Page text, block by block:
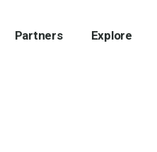
Partners Explore